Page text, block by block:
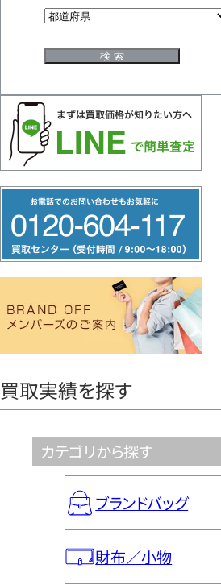
リ
ー
ヤ
買取実績を探す
カテゴリから探す
ブランドバッグ
財布／小物